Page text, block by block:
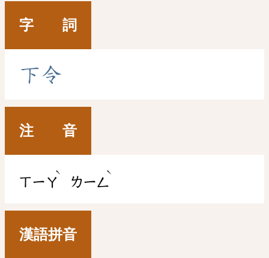
字 詞
下令
注 音
ㄒㄧㄚ
ˋ
ㄌㄧㄥ
ˋ
漢語拼音